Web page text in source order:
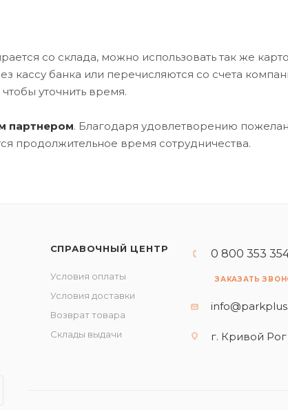
со склада, можно использовать так же
кассу банка или перечисляются со счета
уточнить время.
партнером. Благодаря удовлетворению
продолжительное время сотрудничества.
СПРАВОЧНЫЙ ЦЕНТР
Условия оплаты
Условия доставки
Возврат товара
Склады выдачи
0 800 353
ЗАКАЗАТЬ
г. Кривой Рог